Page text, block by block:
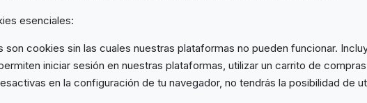
esenciales:
son cookies sin las cuales nuestras plataformas no pueden funcionar.
iniciar sesión en nuestras plataformas, utilizar un carrito de
en la configuración de tu navegador, no tendrás la posibilidad de